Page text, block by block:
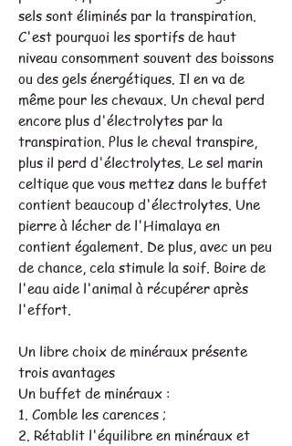
sels sont éliminés par la transpiration.
C'est pourquoi les sportifs de haut
niveau consomment souvent des boissons
ou des gels énergétiques. Il en va de
même pour les chevaux. Un cheval perd
encore plus d'électrolytes par la
transpiration. Plus le cheval transpire,
plus il perd d'électrolytes. Le sel marin
celtique que vous mettez dans le buffet
contient beaucoup d'électrolytes. Une
pierre à lécher de l'Himalaya en
contient également. De plus, avec un peu
de chance, cela stimule la soif. Boire de
l'eau aide l'animal à récupérer après
l'effort.
Un libre choix de minéraux présente
trois avantages
Un buffet de minéraux :
1. Comble les carences ;
2. Rétablit l'équilibre en minéraux et